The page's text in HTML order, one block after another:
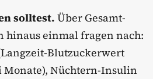
solltest. Über Gesamt-
hinaus einmal fragen nach:
Blutzuckerwert
Nüchtern-Insulin